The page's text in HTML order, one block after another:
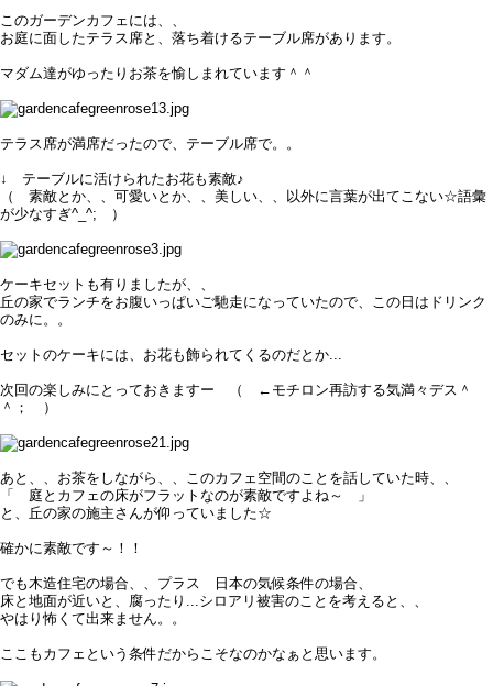
このガーデンカフェには、、
お庭に面したテラス席と、落ち着けるテーブル席があります。
マダム達がゆったりお茶を愉しまれています＾＾
テラス席が満席だったので、テーブル席で。。
↓ テーブルに活けられたお花も素敵♪
（ 素敵とか、、可愛いとか、、美しい、、以外に言葉が出てこない☆語彙
が少なすぎ^_^; ）
ケーキセットも有りましたが、、
丘の家でランチをお腹いっぱいご馳走になっていたので、この日はドリンク
のみに。。
セットのケーキには、お花も飾られてくるのだとか...
次回の楽しみにとっておきますー （ ←モチロン再訪する気満々デス＾
＾； ）
あと、、お茶をしながら、、このカフェ空間のことを話していた時、、
「 庭とカフェの床がフラットなのが素敵ですよね～ 」
と、丘の家の施主さんが仰っていました☆
確かに素敵です～！！
でも木造住宅の場合、、プラス 日本の気候条件の場合、
床と地面が近いと、腐ったり...シロアリ被害のことを考えると、、
やはり怖くて出来ません。。
ここもカフェという条件だからこそなのかなぁと思います。